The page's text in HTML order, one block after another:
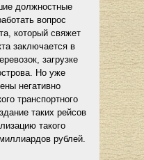
должностные
вопрос
который свяжет
заключается в
загрузке
Но уже
негативно
транспортного
таких рейсов
такого
рублей.